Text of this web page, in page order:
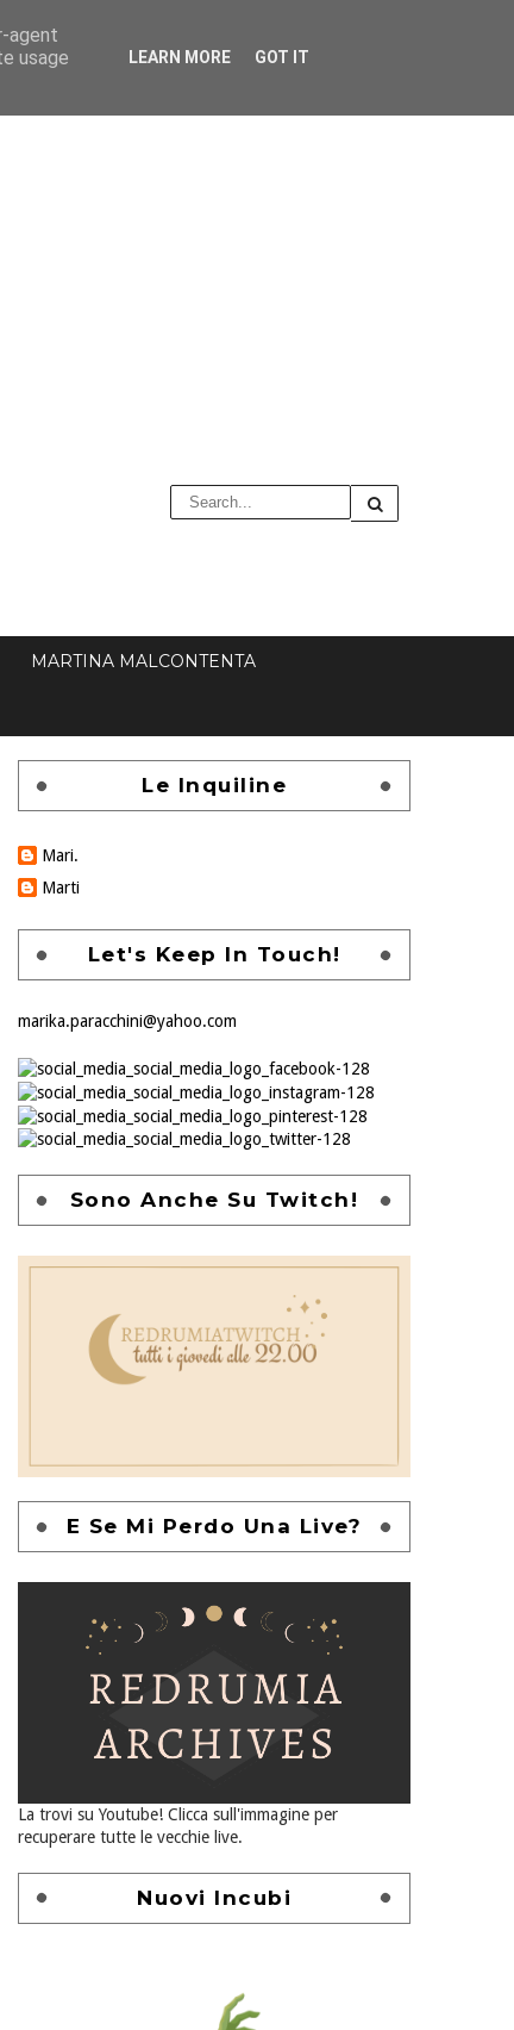
MARTINA MALCONTENTA
Le Inquiline
Mari.
Marti
Let's Keep In Touch!
marika.paracchini@yahoo.com
Sono Anche Su Twitch!
E Se Mi Perdo Una Live?
La trovi su Youtube! Clicca sull'immagine per
recuperare tutte le vecchie live.
Nuovi Incubi
agent
usage
LEARN MORE GOT IT